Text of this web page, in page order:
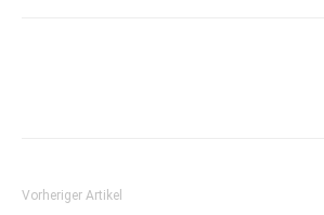
Vorheriger Artikel